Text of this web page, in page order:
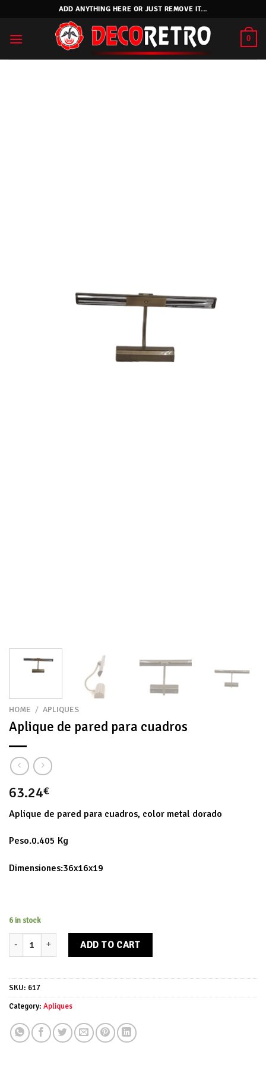
content
ADD ANYTHING HERE OR JUST REMOVE IT...
0
HOME / APLIQUES
Aplique de pared para cuadros
63.24€
Aplique de pared para cuadros, color metal dorado
Peso.0.405 Kg
Dimensiones:36x16x19
6 in stock
Aplique de pared para cuadros quantity
ADD TO CART
SKU: 617
Category: Apliques